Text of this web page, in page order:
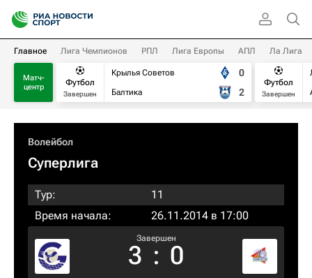
Главное Лига Чемпионов РПЛ Лига Европы АПЛ Ла Лига
Матч-
центр
Футбол
Завершен
Крылья Советов
Балтика
0
2
Футбол
Завершен
Волейбол
Суперлига
Тур:
11
Время начала:
26.11.2014 в 17:00
Завершен
3 : 0